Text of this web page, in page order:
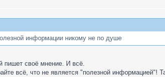
информации никому не по душе
пишет своё мнение. И всё.
всё, что не является "полезной информацией"!